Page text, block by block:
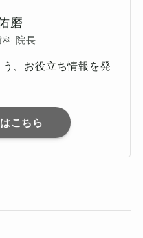
磨
科 院長
、お役立ち情報を発
こちら